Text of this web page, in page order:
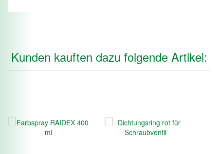
Kunden kauften dazu folgende Artikel: